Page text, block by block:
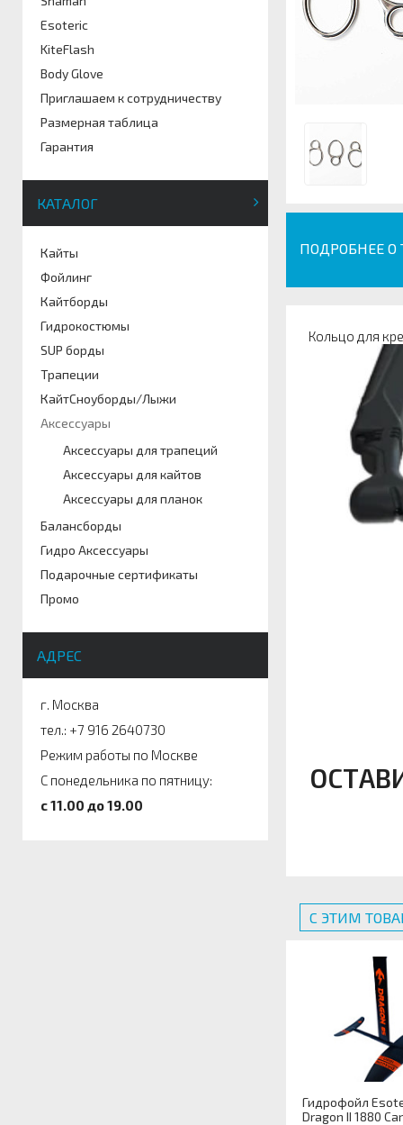
Esoteric
KiteFlash
Body Glove
Приглашаем к сотрудничеству
Размерная таблица
Гарантия
КАТАЛОГ
Кайты
Фойлинг
Кайтборды
Гидрокостюмы
SUP борды
Трапеции
КайтСноуборды/Лыжи
Аксессуары
Аксессуары для трапеций
Аксессуары для кайтов
Аксессуары для планок
Балансборды
Гидро Аксессуары
Подарочные сертификаты
Промо
АДРЕС
г. Москва
тел.: +7 916 2640730
Режим работы по Москве
С понедельника по пятницу:
c 11.00 до 19.00
ПОДРОБНЕЕ О
Кольцо для
С ЭТИМ
Гидрофойл
Dragon II 1880